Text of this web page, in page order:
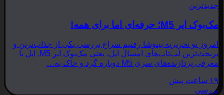
جدیدترین
مک‌بوک ایر M5؛ حرفه‌ای اما برای همه!
امروز تو تحریریه بینوشا رفتیم سراغ بررسی یکی از جذاب‌ترین و
پربحث‌ترین لپ‌تاپ‌های امسال اپل، یعنی مک‌بوک ایر M5. اپل با
معرفی پردازنده‌های سری M5 دوباره گرد و خاک به…
۱۹ ساعت پیش
بررسی